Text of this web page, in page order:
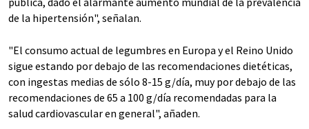
de la hipertensión", señalan.
"El consumo actual de legumbres en Europa y el Reino Unido
sigue estando por debajo de las recomendaciones dietéticas,
con ingestas medias de sólo 8-15 g/día, muy por debajo de las
recomendaciones de 65 a 100 g/día recomendadas para la
salud cardiovascular en general", añaden.